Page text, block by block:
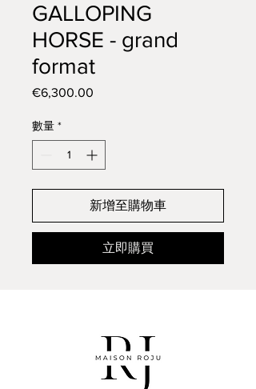
GALLOPING
HORSE - grand
format
€6,300.00
數量 *
新增至購物車
立即購買